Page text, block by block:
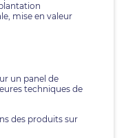
mise en valeur
un panel de
techniques de
des produits sur